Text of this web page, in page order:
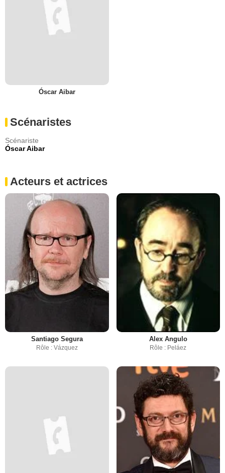
Óscar Aibar
Scénaristes
Scénariste
Óscar Aibar
Acteurs et actrices
Santiago Segura
Rôle : Vázquez
Alex Angulo
Rôle : Peláez